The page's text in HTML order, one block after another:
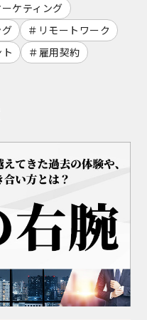
ケティング
リモートワーク
雇用契約